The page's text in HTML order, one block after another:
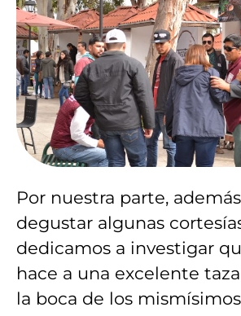
Por nuestra parte,
degustar algunas
dedicamos a investigar
hace a una excelente
la boca de los